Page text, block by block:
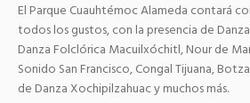
El Parque Cuauhtémoc Alameda contará
todos los gustos, con la presencia de
Danza Folclórica Macuilxóchitl, Nour de
Sonido San Francisco, Congal Tijuana,
de Danza Xochipilzahuac y muchos más.